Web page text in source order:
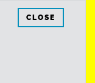
CLOSE